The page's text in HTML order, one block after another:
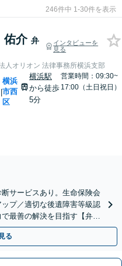
246件中 1-30件を表示
佑介 弁
インタビューを
見る
人オリオン 法律事務所横浜支部
|
横浜
市西
区
横浜駅
から徒歩
5分
営業時間：09:30~
17:00（土日祝日）
サービスあり。生命保険会
プ／適切な後遺障害等級認
最善の解決を目指す【弁護
浜駅8分】
る